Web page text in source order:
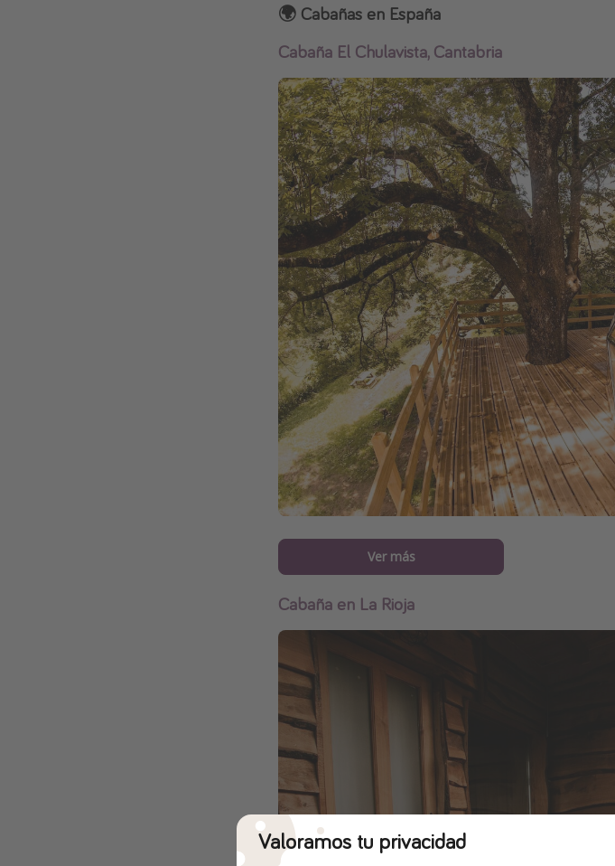
🌍 Cabañas en España
Cabaña El Chulavista, Cantabria
Ver más
Cabaña en La Rioja
Valoramos tu privacidad